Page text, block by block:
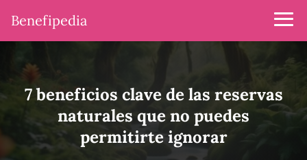
Benefipedia
7 beneficios clave de las reservas
naturales que no puedes
permitirte ignorar